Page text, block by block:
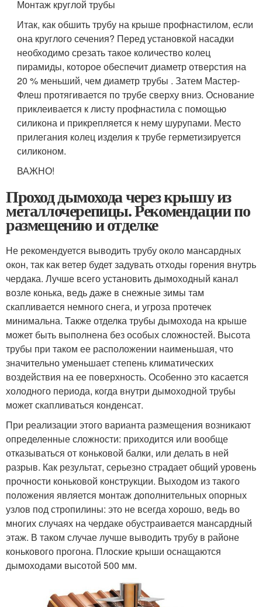
Монтаж круглой трубы
Итак, как обшить трубу на крыше профнастилом, если
она круглого сечения? Перед установкой насадки
необходимо срезать такое количество колец
пирамиды, которое обеспечит диаметр отверстия на
20 % меньший, чем диаметр трубы . Затем Мастер-
Флеш протягивается по трубе сверху вниз. Основание
приклеивается к листу профнастила с помощью
силикона и прикрепляется к нему шурупами. Место
прилегания колец изделия к трубе герметизируется
силиконом.
ВАЖНО!
Проход дымохода через крышу из
металлочерепицы. Рекомендации по
размещению и отделке
Не рекомендуется выводить трубу около мансардных
окон, так как ветер будет задувать отходы горения внутрь
чердака. Лучше всего установить дымоходный канал
возле конька, ведь даже в снежные зимы там
скапливается немного снега, и угроза протечек
минимальна. Также отделка трубы дымохода на крыше
может быть выполнена без особых сложностей. Высота
трубы при таком ее расположении наименьшая, что
значительно уменьшает степень климатических
воздействия на ее поверхность. Особенно это касается
холодного периода, когда внутри дымоходной трубы
может скапливаться конденсат.
При реализации этого варианта размещения возникают
определенные сложности: приходится или вообще
отказываться от коньковой балки, или делать в ней
разрыв. Как результат, серьезно страдает общий уровень
прочности коньковой конструкции. Выходом из такого
положения является монтаж дополнительных опорных
узлов под стропилины: это не всегда хорошо, ведь во
многих случаях на чердаке обустраивается мансардный
этаж. В таком случае лучше выводить трубу в районе
конькового прогона. Плоские крыши оснащаются
дымоходами высотой 500 мм.